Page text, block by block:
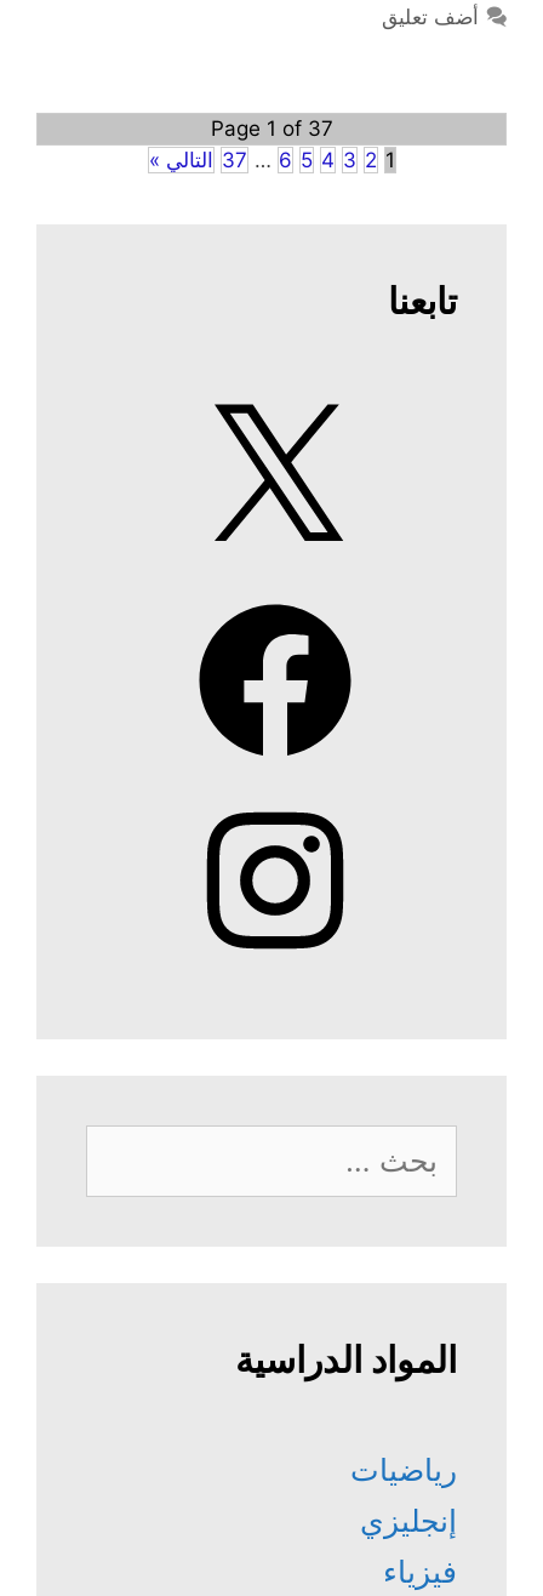
أضف تعليق
Page 1 of 37
1
2
3
4
5
6
…
37 التالي »
تابعنا
Facebook
Instagram
البحث
عن:
المواد الدراسية
رياضيات
إنجليزي
فيزياء